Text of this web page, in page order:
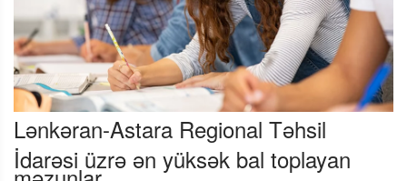
Lənkəran-Astara Regional Təhsil
İdarəsi üzrə ən yüksək bal toplayan
məzunlar